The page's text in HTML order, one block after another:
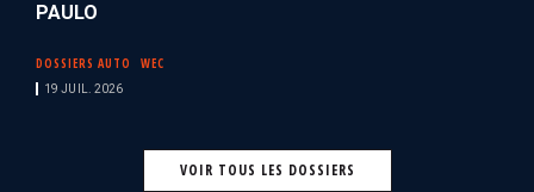
PAULO
DOSSIERS AUTO WEC
19 JUIL. 2026
VOIR TOUS LES DOSSIERS